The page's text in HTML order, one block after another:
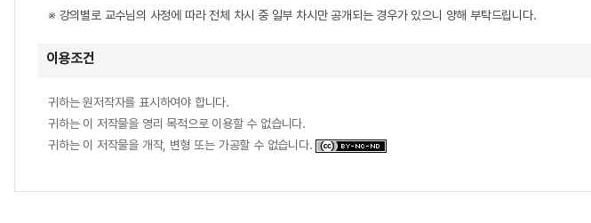
※ 강의별로 교수님의 사정에 따라 전체 차시 중 일부 차시만 공개되는 경우가 있으니 양해 부탁드립니다.
이용조건
귀하는 원저작자를 표시하여야 합니다.
귀하는 이 저작물을 영리 목적으로 이용할 수 없습니다.
귀하는 이 저작물을 개작, 변형 또는 가공할 수 없습니다.